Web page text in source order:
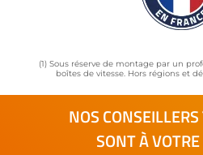
(1) Sous réserve de montage par un
boîtes de vitesse. Hors régions et
NOS
SONT À